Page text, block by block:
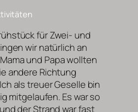
für Zwei- und
wir natürlich an
und Papa wollten
andere Richtung
als treuer Geselle bin
mitgelaufen. Es war so
der Strand war fast